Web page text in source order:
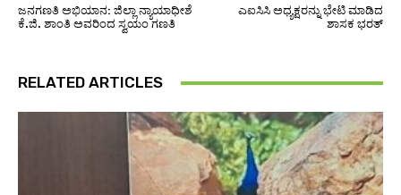
ಜನಗಣತಿ ಅಭಿಯಾನ: ಜಿಲ್ಲಾ ನ್ಯಾಯಾಧೀಶೆ
ಕೆ.ಜಿ. ಶಾಂತಿ ಅವರಿಂದ ಸ್ವಯಂ ಗಣತಿ
ಎಐಸಿಸಿ ಅಧ್ಯಕ್ಷರನ್ನು ಭೇಟಿ ಮಾಡಿದ
ಶಾಸಕ ಭರತ್
RELATED ARTICLES